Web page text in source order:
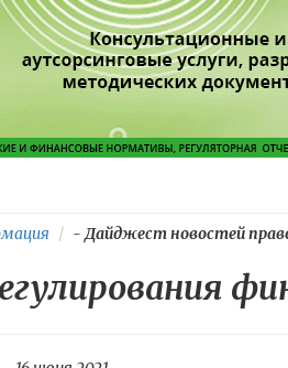
-Дайджест новостей